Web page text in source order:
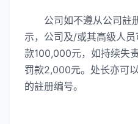
公司如不遵从公司註
示，公司及/或其高级人
款100,000元，如持续失
罚款2,000元。处长亦可
的註册编号。